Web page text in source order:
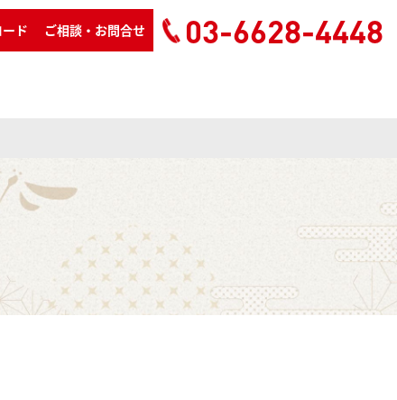
ド ご相談・お問合せ 03-6628-4448